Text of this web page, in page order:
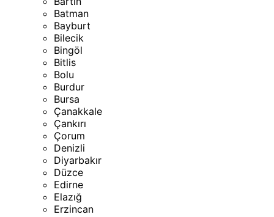
Batman
Bayburt
Bilecik
Bingöl
Bitlis
Bolu
Burdur
Bursa
Çanakkale
Çankırı
Çorum
Denizli
Diyarbakır
Düzce
Edirne
Elazığ
Erzincan